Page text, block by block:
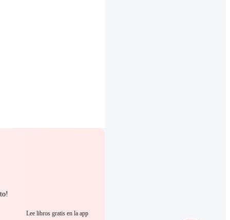
Lee libros gratis en la app